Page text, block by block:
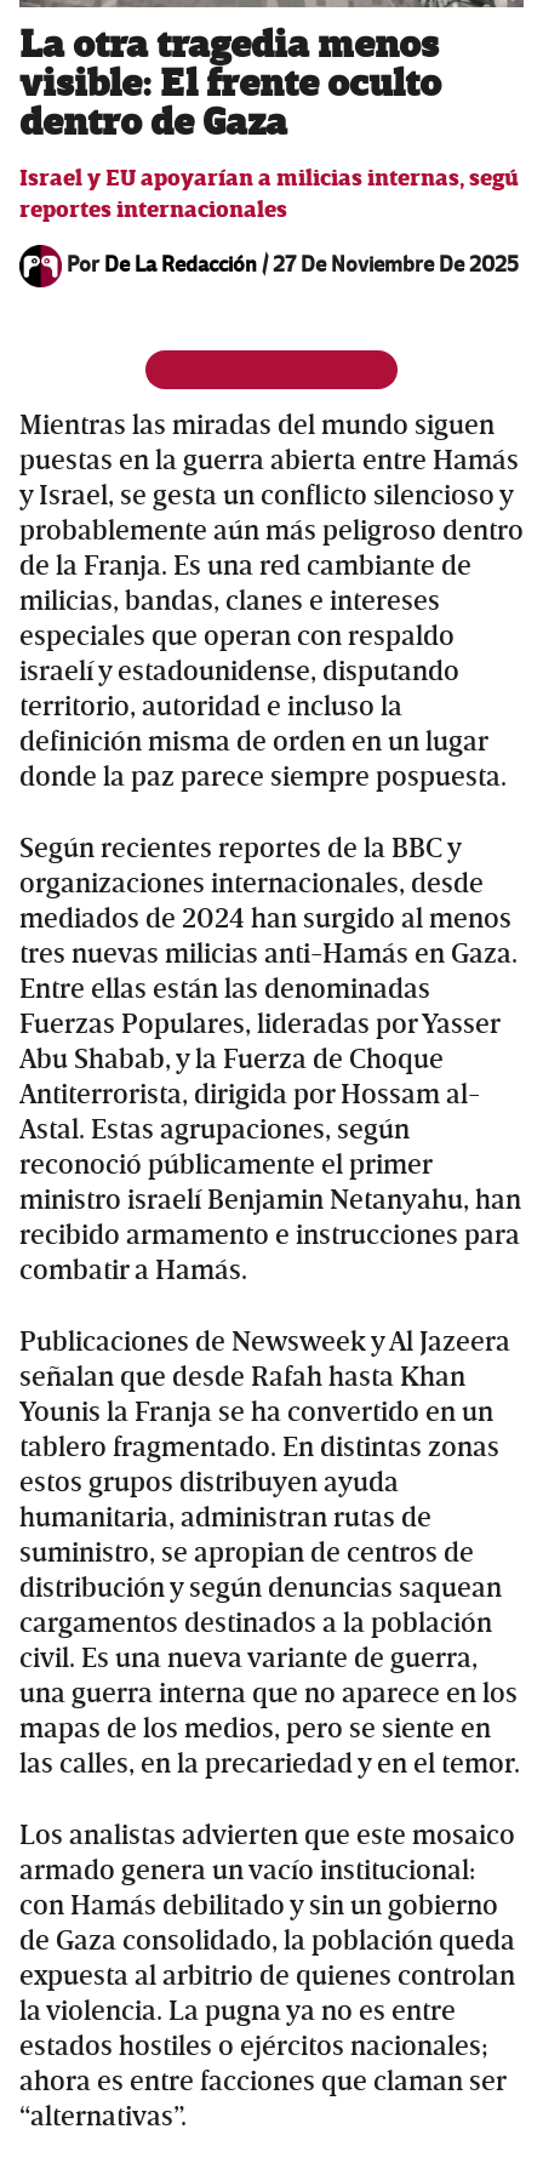
La otra tragedia menos
visible: El frente oculto
dentro de Gaza
Israel y EU apoyarían a milicias internas, segú
reportes internacionales
PorDe La Redacción/27 De Noviembre De 2025
Mientras las miradas del mundo siguen
puestas en la guerra abierta entre Hamás
y Israel, se gesta un conflicto silencioso y
probablemente aún más peligroso dentro
de la Franja. Es una red cambiante de
milicias, bandas, clanes e intereses
especiales que operan con respaldo
israelí y estadounidense, disputando
territorio, autoridad e incluso la
definición misma de orden en un lugar
donde la paz parece siempre pospuesta.
Según recientes reportes de la BBC y
organizaciones internacionales, desde
mediados de 2024 han surgido al menos
tres nuevas milicias anti-Hamás en Gaza.
Entre ellas están las denominadas
Fuerzas Populares, lideradas por Yasser
Abu Shabab, y la Fuerza de Choque
Antiterrorista, dirigida por Hossam al-
Astal. Estas agrupaciones, según
reconoció públicamente el primer
ministro israelí Benjamin Netanyahu, han
recibido armamento e instrucciones para
combatir a Hamás.
Publicaciones de Newsweek y Al Jazeera
señalan que desde Rafah hasta Khan
Younis la Franja se ha convertido en un
tablero fragmentado. En distintas zonas
estos grupos distribuyen ayuda
humanitaria, administran rutas de
suministro, se apropian de centros de
distribución y según denuncias saquean
cargamentos destinados a la población
civil. Es una nueva variante de guerra,
una guerra interna que no aparece en los
mapas de los medios, pero se siente en
las calles, en la precariedad y en el temor.
Los analistas advierten que este mosaico
armado genera un vacío institucional:
con Hamás debilitado y sin un gobierno
de Gaza consolidado, la población queda
expuesta al arbitrio de quienes controlan
la violencia. La pugna ya no es entre
estados hostiles o ejércitos nacionales;
ahora es entre facciones que claman ser
“alternativas”.